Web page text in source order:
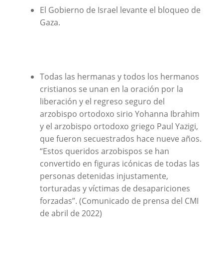
El Gobierno de Israel levante el bloqueo de
Gaza.
Todas las hermanas y todos los hermanos
cristianos se unan en la oración por la
liberación y el regreso seguro del
arzobispo ortodoxo sirio Yohanna Ibrahim
y el arzobispo ortodoxo griego Paul Yazigi,
que fueron secuestrados hace nueve años.
“Estos queridos arzobispos se han
convertido en figuras icónicas de todas las
personas detenidas injustamente,
torturadas y víctimas de desapariciones
forzadas”. (Comunicado de prensa del CMI
de abril de 2022)